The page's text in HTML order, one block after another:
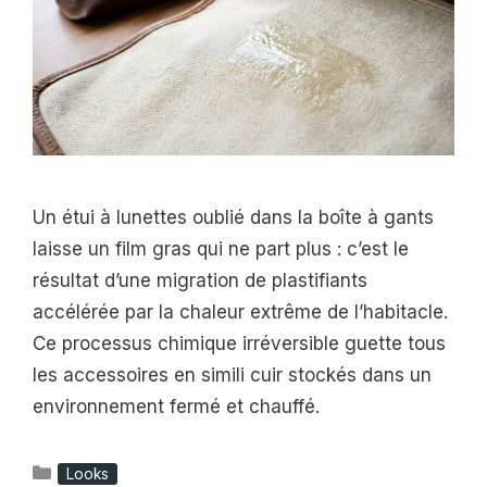
Un étui à lunettes oublié dans la boîte à gants
laisse un film gras qui ne part plus : c’est le
résultat d’une migration de plastifiants
accélérée par la chaleur extrême de l’habitacle.
Ce processus chimique irréversible guette tous
les accessoires en simili cuir stockés dans un
environnement fermé et chauffé.
Catégories
Looks